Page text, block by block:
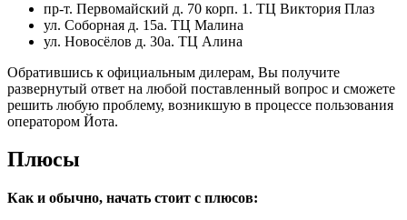
пр-т. Первомайский д. 70 корп. 1. ТЦ Виктория Плаз
ул. Соборная д. 15а. ТЦ Малина
ул. Новосёлов д. 30а. ТЦ Алина
Обратившись к официальным дилерам, Вы получите
развернутый ответ на любой поставленный вопрос и сможете
решить любую проблему, возникшую в процессе пользования
оператором Йота.
Плюсы
Как и обычно, начать стоит с плюсов: